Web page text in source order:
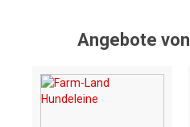
Angebote von